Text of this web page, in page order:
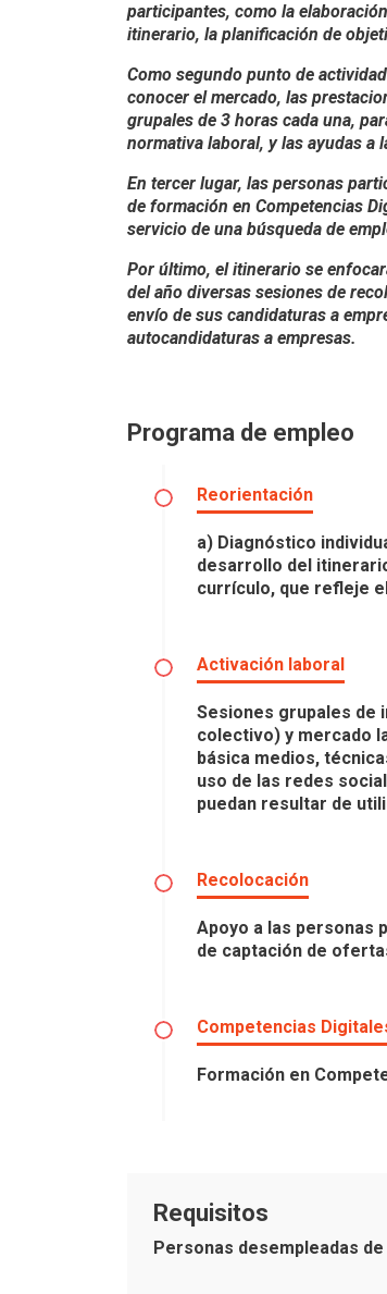
participantes, como la
itinerario, la planificación de
Como segundo punto de
conocer el mercado, las
grupales de 3 horas cada una,
normativa laboral, y las ayudas a
En tercer lugar, las personas
de formación en Competencias
servicio de una búsqueda de
Por último, el itinerario se
del año diversas sesiones de
envío de sus candidaturas a
autocandidaturas a empresas.
Programa de empleo
Reorientación
a) Diagnóstico
desarrollo del
currículo, que refleje
Activación laboral
Sesiones grupales de
colectivo) y mercado
básica medios,
uso de las redes
puedan resultar de
Recolocación
Apoyo a las personas
de captación de
Competencias
Formación en
Requisitos
Personas desempleadas de